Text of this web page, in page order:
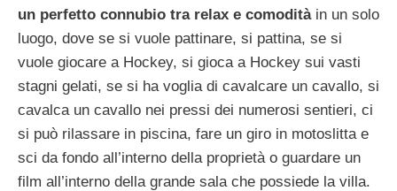
un perfetto connubio tra relax e comoditàin un solo
luogo, dove se si vuole pattinare, si pattina, se si
vuole giocare a Hockey, si gioca a Hockey sui vasti
stagni gelati, se si ha voglia di cavalcare un cavallo, si
cavalca un cavallo nei pressi dei numerosi sentieri, ci
si può rilassare in piscina, fare un giro in motoslitta e
sci da fondo all’interno della proprietà o guardare un
film all’interno della grande sala che possiede la villa.